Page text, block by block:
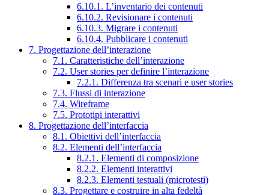
6.10.1. L’inventario dei contenuti
6.10.2. Revisionare i contenuti
6.10.3. Migrare i contenuti
6.10.4. Pubblicare i contenuti
7. Progettazione dell’interazione
7.1. Caratteristiche dell’interazione
7.2. User stories per definire l’interazione
7.2.1. Differenza tra scenari e user stories
7.3. Flussi di interazione
7.4. Wireframe
7.5. Prototipi interattivi
8. Progettazione dell’interfaccia
8.1. Obiettivi dell’interfaccia
8.2. Elementi dell’interfaccia
8.2.1. Elementi di composizione
8.2.2. Elementi interattivi
8.2.3. Elementi testuali (microtesti)
8.3. Progettare e costruire in alta fedeltà